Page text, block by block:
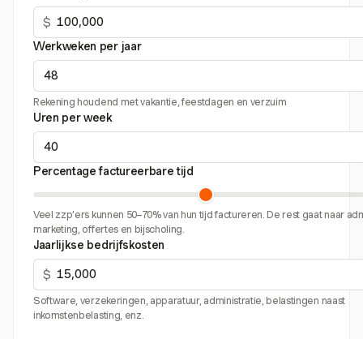
$
Werkweken per jaar
Rekening houdend met vakantie, feestdagen en verzuim
Uren per week
Percentage factureerbare tijd
Veel zzp’ers kunnen 50–70% van hun tijd factureren. De rest gaat naar
marketing, offertes en bijscholing.
Jaarlijkse bedrijfskosten
$
Software, verzekeringen, apparatuur, administratie, belastingen naast
inkomstenbelasting, enz.